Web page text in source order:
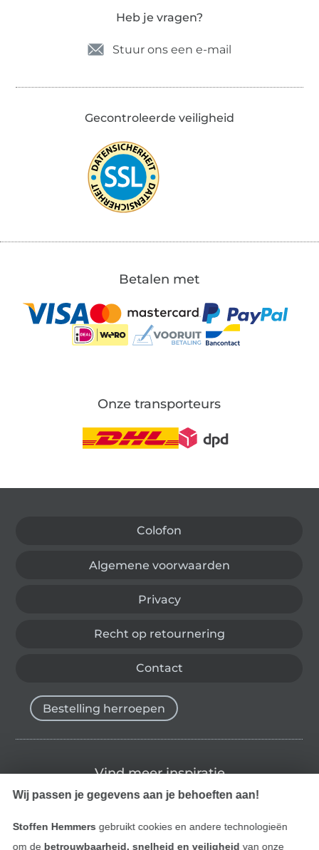
Heb je vragen?
Stuur ons een e-mail
Gecontroleerde veiligheid
Betalen met
Onze transporteurs
Colofon
Algemene voorwaarden
Privacy
Recht op retournering
Contact
Bestelling herroepen
Vind meer inspiratie
Wij passen je gegevens aan je behoeften aan!
Stoffen Hemmers gebruikt cookies en andere technologieën
om de betrouwbaarheid, snelheid en veiligheid van onze